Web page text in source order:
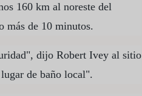
160 km al noreste del
más de 10 minutos.
dijo Robert Ivey al sitio
de baño local".